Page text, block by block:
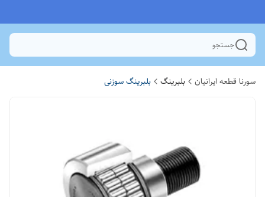
جستجو
سورنا قطعه ایرانیان بلبرینگ بلبرینگ سوزنی